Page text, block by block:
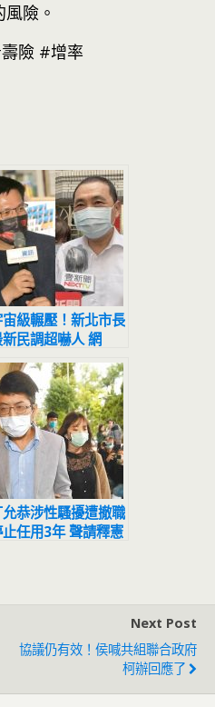
險。
險 #增率
宙級輾壓！新北市長
民調超嚇人 網
滅亡計畫開始
允恭涉性騷擾遭撤職
任用3年 聲請釋憲
Next Post
協議仍有效！侯喊共組聯合政府
柯辦回應了